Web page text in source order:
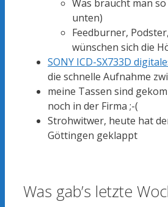
Was braucht man so
unten)
Feedburner,
wünschen sich die
SONY ICD-SX733D
die schnelle Aufnahme
meine Tassen sind
noch in der Firma ;-(
Strohwitwer, heute hat
Göttingen geklappt
Was gab’s letzte